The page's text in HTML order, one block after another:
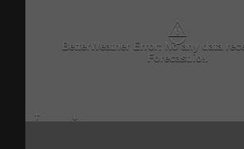
⚠
BetterWeather Error: No any data
Forecast.io!.